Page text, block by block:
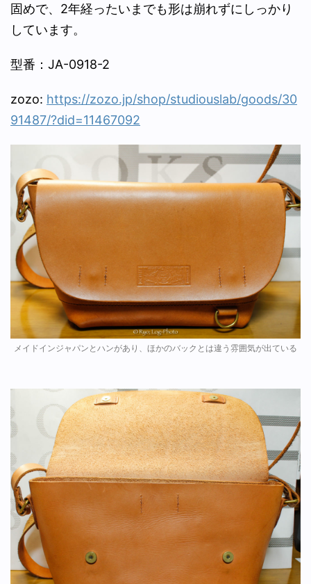
固めで、2年経ったいまでも形は崩れずにしっかり
しています。
型番：JA-0918-2
zozo: https://zozo.jp/shop/studiouslab/goods/30
91487/?did=11467092
メイドインジャパンとハンがあり、ほかのバックとは違う雰囲気が出ている